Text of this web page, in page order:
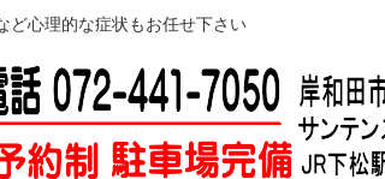
ど心理的な症状もお任せ下さい